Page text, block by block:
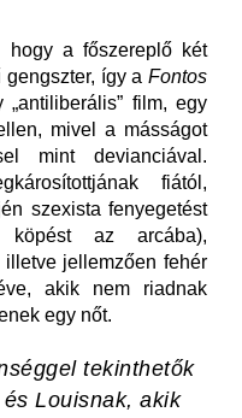
hogy a főszereplő két
gengszter, így a Fontos
film, egy
mivel a másságot
mint devianciával.
fiától,
szexista fenyegetést
az arcába),
jellemzően fehér
akik nem riadnak
egy nőt.
tekinthetők
Louisnak, akik